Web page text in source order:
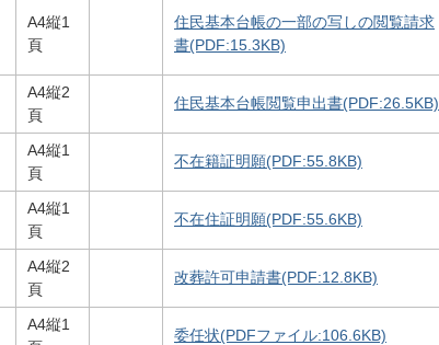
A4縦1
頁
住民基本台帳の一部の写しの閲覧請求
書(PDF:15.3KB)
A4縦2
頁
住民基本台帳閲覧申出書(PDF:26.5KB)
A4縦1
頁
不在籍証明願(PDF:55.8KB)
A4縦1
頁
不在住証明願(PDF:55.6KB)
A4縦2
頁
改葬許可申請書(PDF:12.8KB)
A4縦1
委任状(PDFファイル:106.6KB)